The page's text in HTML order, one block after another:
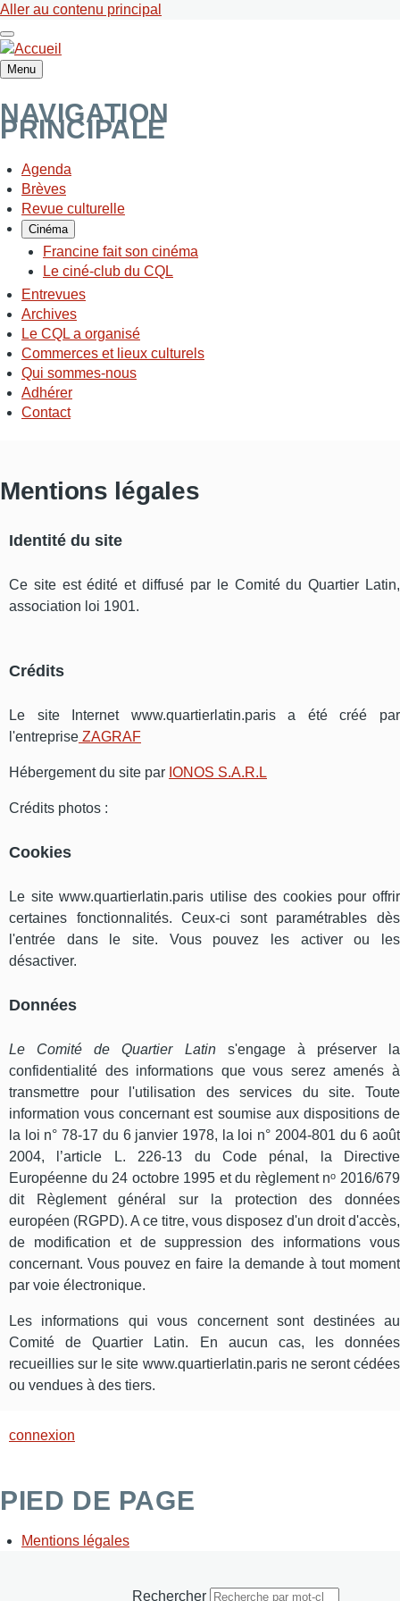
Aller au contenu principal
Menu
NAVIGATION
PRINCIPALE
Agenda
Brèves
Revue culturelle
Cinéma
Francine fait son cinéma
Le ciné-club du CQL
Entrevues
Archives
Le CQL a organisé
Commerces et lieux culturels
Qui sommes-nous
Adhérer
Contact
Mentions légales
Identité du site
Ce site est édité et diffusé par le Comité du Quartier Latin,
association loi 1901.
Crédits
Le site Internet www.quartierlatin.paris a été créé par
l'entreprise ZAGRAF
Hébergement du site par IONOS S.A.R.L
Crédits photos :
Cookies
Le site www.quartierlatin.paris utilise des cookies pour offrir
certaines fonctionnalités. Ceux-ci sont paramétrables dès
l'entrée dans le site. Vous pouvez les activer ou les
désactiver.
Données
Le Comité de Quartier Latin s'engage à préserver la
confidentialité des informations que vous serez amenés à
transmettre pour l'utilisation des services du site. Toute
information vous concernant est soumise aux dispositions de
la loi n° 78-17 du 6 janvier 1978, la loi n° 2004-801 du 6 août
2004, l’article L. 226-13 du Code pénal, la Directive
Européenne du 24 octobre 1995 et du règlement nᵒ 2016/679
dit Règlement général sur la protection des données
européen (RGPD). A ce titre, vous disposez d'un droit d'accès,
de modification et de suppression des informations vous
concernant. Vous pouvez en faire la demande à tout moment
par voie électronique.
Les informations qui vous concernent sont destinées au
Comité de Quartier Latin. En aucun cas, les données
recueillies sur le site www.quartierlatin.paris ne seront cédées
ou vendues à des tiers.
connexion
PIED DE PAGE
Mentions légales
Rechercher